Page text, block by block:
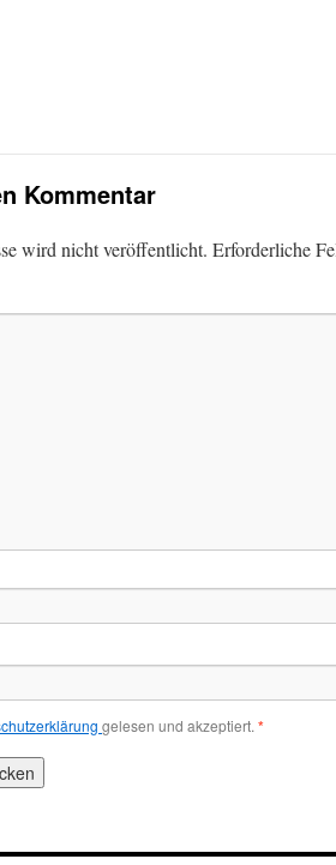
Kommentar
wird nicht veröffentlicht. Erforderliche
gelesen und akzeptiert. *